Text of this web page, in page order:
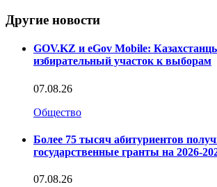
Другие новости
GOV.KZ и eGov Mobile:
избирательный участок к выборам
07.08.26
Общество
Более 75 тысяч абитуриентов
государственные гранты на 2026-
07.08.26